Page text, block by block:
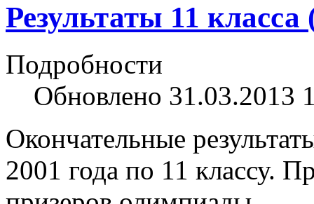
Результаты 11 класса
Подробности
Обновлено 31.03.2013
Окончательные
2001 года по 11 классу.